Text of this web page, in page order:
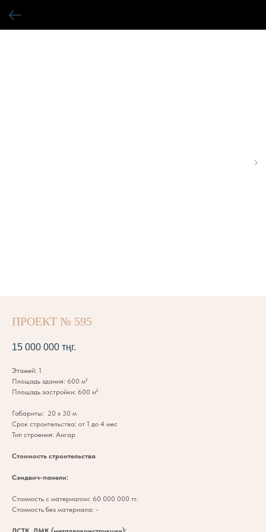
ПРОЕКТ № 595
15 000 000 тңг.
Этажей: 1
Площадь здания: 600 м²
Площадь застройки: 600 м²
Габариты: 20 х 30 м
Срок строительства: от 1 до 4 мес
Тип строения: Ангар
Стоимость строительства
Сэндвич-панели:
Стоимость с материалом: 60 000 000 тг.
Стоимость без материала: -